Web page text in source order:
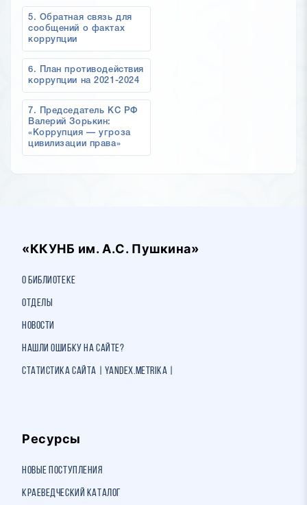
5. Обратная связь для
сообщений о фактах
коррупции
6. План противодействия
коррупции на 2021-2024
7. Председатель КС РФ
Валерий Зорькин:
«Коррупция — угроза
цивилизации права»
«ККУНБ им. А.С. Пушкина»
О библиотеке
Отделы
Новости
Нашли ошибку на сайте?
Статистика сайта | Yandex.Metrika |
Ресурсы
Новые поступления
Краеведческий каталог